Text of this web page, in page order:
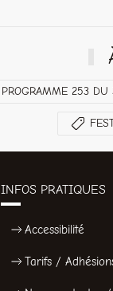
PROGRAMME 253 DU
INFOS PRATIQUES
Accessibilité
Tarifs /